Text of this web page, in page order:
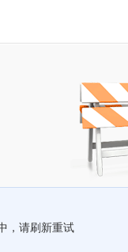
，请刷新重试